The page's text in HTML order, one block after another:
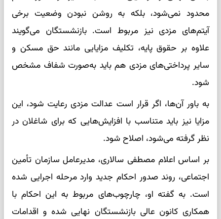
محدود نمی‌شود، بلکه به روشن نبودن وضعیت برخی
آیتم‌های مزدی نیز مربوط است. بازنشستگان می‌گویند
علاوه بر حقوق پایه، تکلیف مزایایی مانند حق مسکن و
سایر پرداختی‌های مزدی هم باید به‌صورت شفاف مشخص
شود.
به باور آن‌ها، اگر قرار است عدالت مزدی رعایت شود، این
مزایا نیز باید متناسب با افزایش‌هایی که برای شاغلان در
نظر گرفته می‌شود، اصلاح شود.
بر اساس اعلام مصطفی سالاری، مدیرعامل سازمان تأمین
اجتماعی، روند صدور احکام جدید وارد مرحله اجرایی شده
است. به گفته او، چارچوب‌های مربوط به این احکام با
همکاری کانون عالی بازنشستگان نهایی شده و اقدامات